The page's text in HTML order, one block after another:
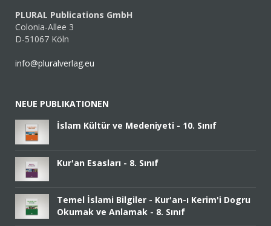
PLURAL Publications GmbH
Colonia-Allee 3
D-51067 Köln
info@pluralverlag.eu
NEUE PUBLIKATIONEN
İslam Kültür ve Medeniyeti - 10. Sınıf
Kur'an Esasları - 8. Sınıf
Temel İslami Bilgiler - Kur'an-ı Kerim'i Dogru
Okumak ve Anlamak - 8. Sınıf